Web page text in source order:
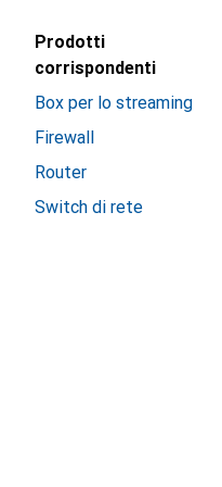
Prodotti
corrispondenti
Box per lo streaming
Firewall
Router
Switch di rete